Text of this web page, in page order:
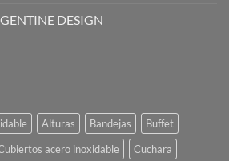
DESIGN
Alturas Bandejas
Buffet
acero inoxidable
Cuchara